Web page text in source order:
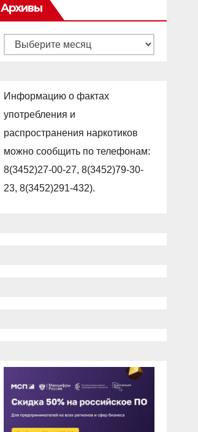
Архивы
Архивы
Информацию о фактах
употребления и
распространения наркотиков
можно сообщить по телефонам:
8(3452)27-00-27, 8(3452)79-30-
23, 8(3452)291-432).